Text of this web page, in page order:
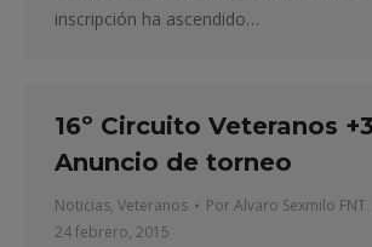
inscripción ha ascendido…
16º Circuito Veteranos
Anuncio de torneo
Noticias, Veteranos PorAlvaro Sexmilo FNT
24 febrero, 2015